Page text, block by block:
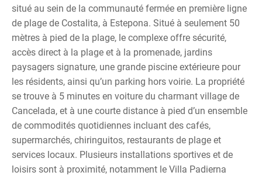
situé au sein de la communauté fermée en première ligne
de plage de Costalita, à Estepona. Situé à seulement 50
mètres à pied de la plage, le complexe offre sécurité,
accès direct à la plage et à la promenade, jardins
paysagers signature, une grande piscine extérieure pour
les résidents, ainsi qu’un parking hors voirie. La propriété
se trouve à 5 minutes en voiture du charmant village de
Cancelada, et à une courte distance à pied d’un ensemble
de commodités quotidiennes incluant des cafés,
supermarchés, chiringuitos, restaurants de plage et
services locaux. Plusieurs installations sportives et de
loisirs sont à proximité, notamment le Villa Padierna